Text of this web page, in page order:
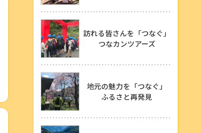
訪れる皆さんを「つなぐ」
つなカンツアーズ
地元の魅力を「つなぐ」
ふるさと再発見